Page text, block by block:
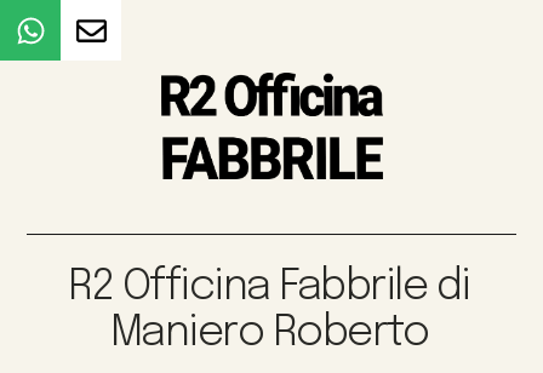
R2 Officina Fabbrile di
Maniero Roberto